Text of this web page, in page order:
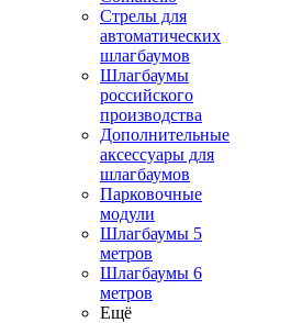
Стрелы для
автоматических
шлагбаумов
Шлагбаумы
российского
производства
Дополнительные
аксессуары для
шлагбаумов
Парковочные
модули
Шлагбаумы 5
метров
Шлагбаумы 6
метров
Ещё